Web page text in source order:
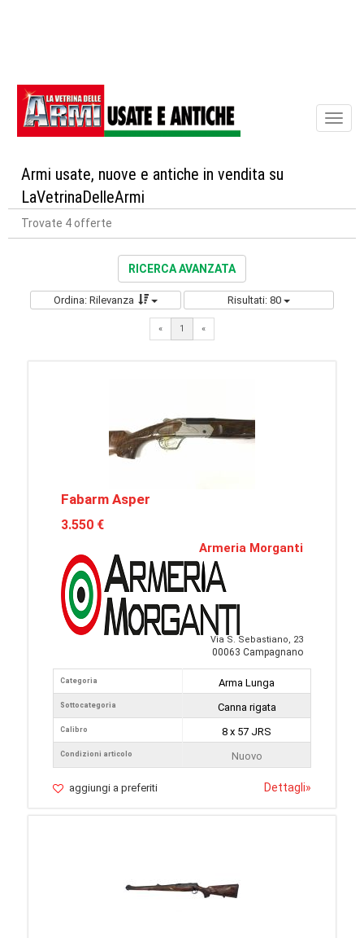
Armi usate, nuove e antiche in vendita su
LaVetrinaDelleArmi
Trovate 4 offerte
RICERCA AVANZATA
Ordina: Rilevanza Risultati: 80
« 1 «
Fabarm Asper
3.550 €
Armeria Morganti
Via S. Sebastiano, 23
00063 Campagnano
Categoria
Sottocategoria
Calibro
Condizioni articolo
Arma Lunga
Canna rigata
8 x 57 JRS
Nuovo
aggiungi a preferiti Dettagli»